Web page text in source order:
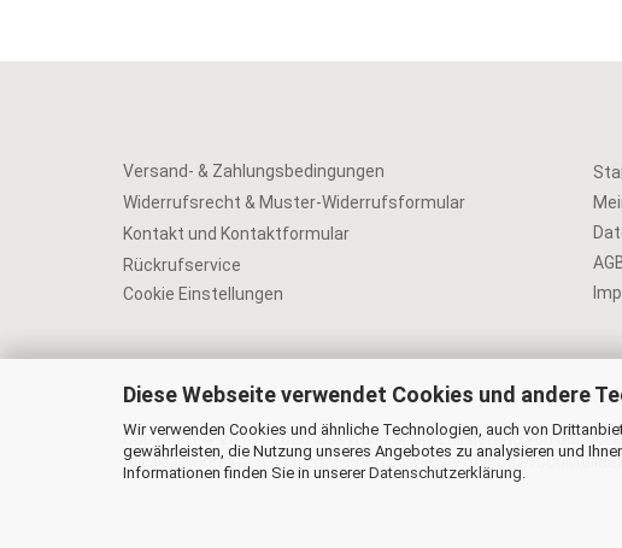
Diese Webseite verwendet Cookies und andere
Wir verwenden Cookies und ähnliche Technologien, auch von
gewährleisten, die Nutzung unseres Angebotes zu analysieren und
Informationen finden Sie in unsererDatenschutzerklärung
Versand- & Zahlungsbedingungen
Widerrufsrecht & Muster-Widerrufsformular
Kontakt und Kontaktformular
Rückrufservice
Cookie Einstellungen
Copyright © 2018 - 2026 lassyfair | Shoprealisierung von
Alle Markennamen, Warenzeichen sowie sämtliche